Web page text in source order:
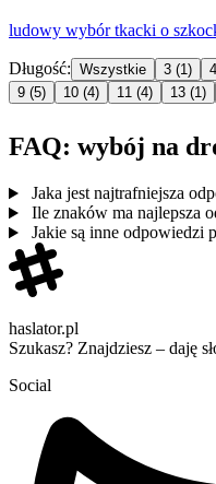
ludowy wybórtkacki o
Długość: Wszystkie 3 (1) 4
9 (5) 10 (4) 11 (4) 13 (1)
FAQ: wybój na
Jaka jest najtrafniejsza
Ile znaków ma najlepsza
Jakie są inne odpowiedzi
haslator.pl
Szukasz? Znajdziesz – daję
Social